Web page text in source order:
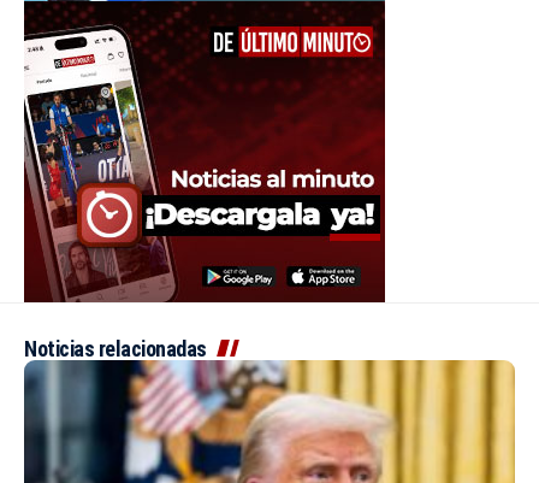
Noticias relacionadas